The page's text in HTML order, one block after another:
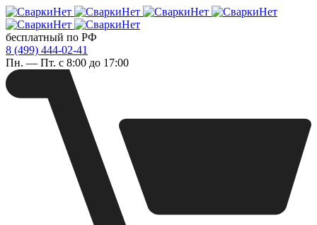
бесплатный по РФ
8 (499) 444-02-41
Пн. — Пт. с 8:00 до 17:00